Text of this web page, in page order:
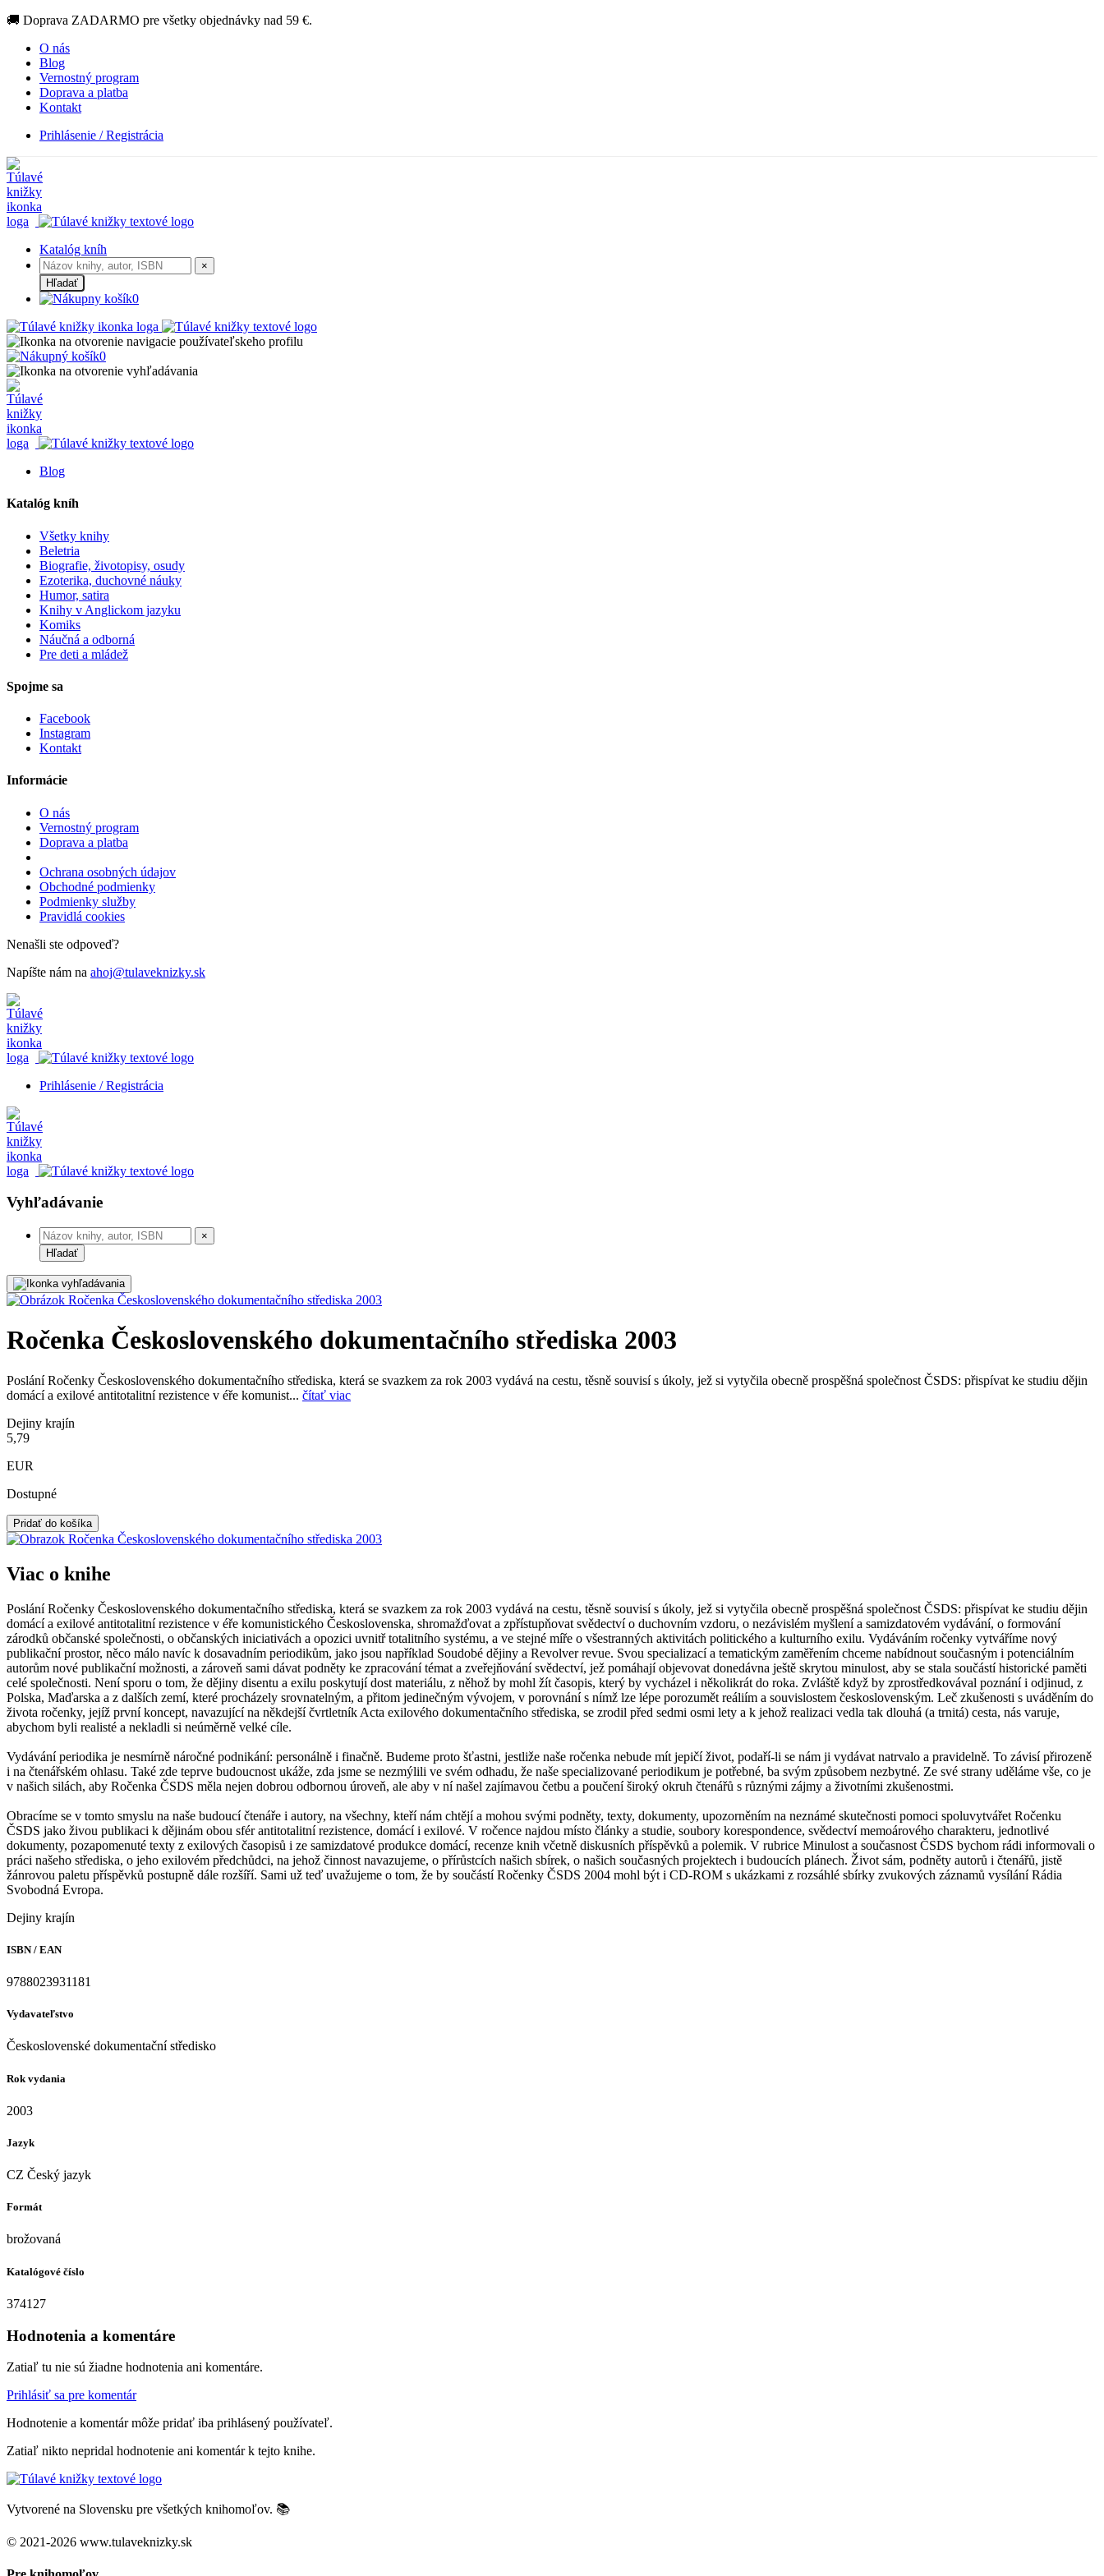
🚚 Doprava ZADARMO pre všetky objednávky nad 59 €.
O nás
Blog
Vernostný program
Doprava a platba
Kontakt
Prihlásenie / Registrácia
Katalóg kníh
×
Hľadať
0
0
Blog
Katalóg kníh
Všetky knihy
Beletria
Biografie, životopisy, osudy
Ezoterika, duchovné náuky
Humor, satira
Knihy v Anglickom jazyku
Komiks
Náučná a odborná
Pre deti a mládež
Spojme sa
Facebook
Instagram
Kontakt
Informácie
O nás
Vernostný program
Doprava a platba
Ochrana osobných údajov
Obchodné podmienky
Podmienky služby
Pravidlá cookies
Nenašli ste odpoveď?
Napíšte nám na ahoj@tulaveknizky.sk
Prihlásenie / Registrácia
Vyhľadávanie
×
Hľadať
Ročenka Československého dokumentačního střediska 2003
Poslání Ročenky Československého dokumentačního střediska, která se svazkem za rok 2003 vydává na cestu, těsně souvisí s úkoly, jež si vytyčila obecně prospěšná společnost ČSDS: přispívat ke studiu dějin
domácí a exilové antitotalitní rezistence v éře komunist... čítať viac
Dejiny krajín
5,79
EUR
Dostupné
Pridať do košíka
Viac o knihe
Poslání Ročenky Československého dokumentačního střediska, která se svazkem za rok 2003 vydává na cestu, těsně souvisí s úkoly, jež si vytyčila obecně prospěšná společnost ČSDS: přispívat ke studiu dějin
domácí a exilové antitotalitní rezistence v éře komunistického Československa, shromažďovat a zpřístupňovat svědectví o duchovním vzdoru, o nezávislém myšlení a samizdatovém vydávání, o formování
zárodků občanské společnosti, o občanských iniciativách a opozici uvnitř totalitního systému, a ve stejné míře o všestranných aktivitách politického a kulturního exilu. Vydáváním ročenky vytváříme nový
publikační prostor, něco málo navíc k dosavadním periodikům, jako jsou například Soudobé dějiny a Revolver revue. Svou specializací a tematickým zaměřením chceme nabídnout současným i potenciálním
autorům nové publikační možnosti, a zároveň sami dávat podněty ke zpracování témat a zveřejňování svědectví, jež pomáhají objevovat donedávna ještě skrytou minulost, aby se stala součástí historické paměti
celé společnosti. Není sporu o tom, že dějiny disentu a exilu poskytují dost materiálu, z něhož by mohl žít časopis, který by vycházel i několikrát do roka. Zvláště když by zprostředkovával poznání i odjinud, z
Polska, Maďarska a z dalších zemí, které procházely srovnatelným, a přitom jedinečným vývojem, v porovnání s nímž lze lépe porozumět reáliím a souvislostem československým. Leč zkušenosti s uváděním do
života ročenky, jejíž první koncept, navazující na někdejší čvrtletník Acta exilového dokumentačního střediska, se zrodil před sedmi osmi lety a k jehož realizaci vedla tak dlouhá (a trnitá) cesta, nás varuje,
abychom byli realisté a nekladli si neúměrně velké cíle.
Vydávání periodika je nesmírně náročné podnikání: personálně i finačně. Budeme proto šťastni, jestliže naše ročenka nebude mít jepičí život, podaří-li se nám ji vydávat natrvalo a pravidelně. To závisí přirozeně
i na čtenářském ohlasu. Také zde teprve budoucnost ukáže, zda jsme se nezmýlili ve svém odhadu, že naše specializované periodikum je potřebné, ba svým způsobem nezbytné. Ze své strany uděláme vše, co je
v našich silách, aby Ročenka ČSDS měla nejen dobrou odbornou úroveň, ale aby v ní našel zajímavou četbu a poučení široký okruh čtenářů s různými zájmy a životními zkušenostmi.
Obracíme se v tomto smyslu na naše budoucí čtenáře i autory, na všechny, kteří nám chtějí a mohou svými podněty, texty, dokumenty, upozorněním na neznámé skutečnosti pomoci spoluvytvářet Ročenku
ČSDS jako živou publikaci k dějinám obou sfér antitotalitní rezistence, domácí i exilové. V ročence najdou místo články a studie, soubory korespondence, svědectví memoárového charakteru, jednotlivé
dokumenty, pozapomenuté texty z exilových časopisů i ze samizdatové produkce domácí, recenze knih včetně diskusních příspěvků a polemik. V rubrice Minulost a současnost ČSDS bychom rádi informovali o
práci našeho střediska, o jeho exilovém předchůdci, na jehož činnost navazujeme, o přírůstcích našich sbírek, o našich současných projektech i budoucích plánech. Život sám, podněty autorů i čtenářů, jistě
žánrovou paletu příspěvků postupně dále rozšíří. Sami už teď uvažujeme o tom, že by součástí Ročenky ČSDS 2004 mohl být i CD-ROM s ukázkami z rozsáhlé sbírky zvukových záznamů vysílání Rádia
Svobodná Evropa.
Dejiny krajín
ISBN / EAN
9788023931181
Vydavateľstvo
Československé dokumentační středisko
Rok vydania
2003
Jazyk
CZ Český jazyk
Formát
brožovaná
Katalógové číslo
374127
Hodnotenia a komentáre
Zatiaľ tu nie sú žiadne hodnotenia ani komentáre.
Prihlásiť sa pre komentár
Hodnotenie a komentár môže pridať iba prihlásený používateľ.
Zatiaľ nikto nepridal hodnotenie ani komentár k tejto knihe.
Vytvorené na Slovensku pre všetkých knihomoľov. 📚
© 2021-2026 www.tulaveknizky.sk